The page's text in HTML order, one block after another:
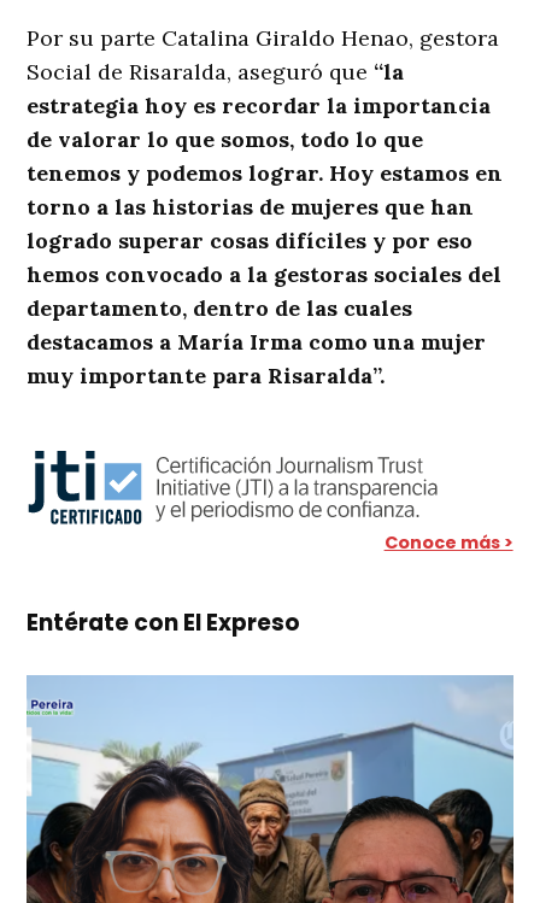
Por su parte Catalina Giraldo Henao, gestora
Social de Risaralda, aseguró que “la
estrategia hoy es recordar la importancia
de valorar lo que somos, todo lo que
tenemos y podemos lograr. Hoy estamos en
torno a las historias de mujeres que han
logrado superar cosas difíciles y por eso
hemos convocado a la gestoras sociales del
departamento, dentro de las cuales
destacamos a María Irma como una mujer
muy importante para Risaralda”.
Conoce más >
Entérate con El Expreso